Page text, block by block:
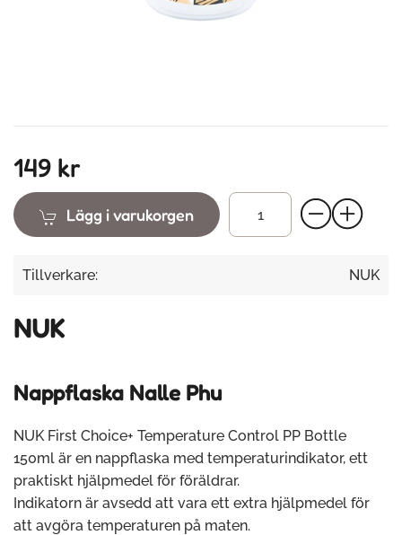
149 kr
Lägg i varukorgen
Tillverkare: NUK
NUK
Nappflaska Nalle Phu
NUK First Choice+ Temperature Control PP Bottle
150ml är en nappflaska med temperaturindikator, ett
praktiskt hjälpmedel för föräldrar.
Indikatorn är avsedd att vara ett extra hjälpmedel för
att avgöra temperaturen på maten.